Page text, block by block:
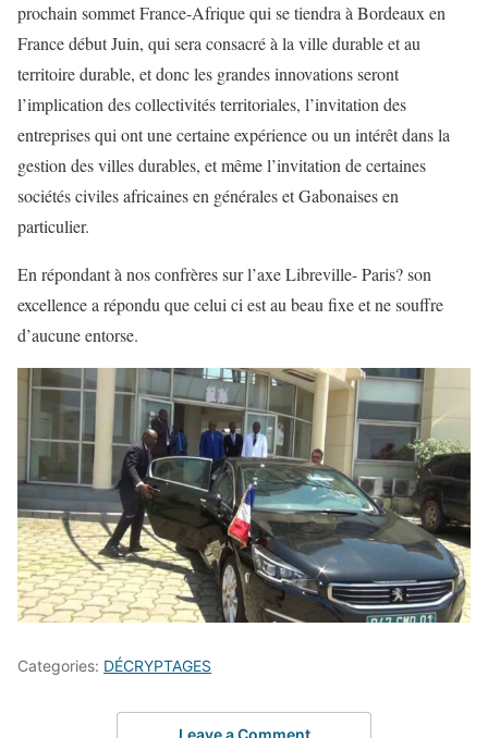
prochain sommet France-Afrique qui se tiendra à Bordeaux en
France début Juin, qui sera consacré à la ville durable et au
territoire durable, et donc les grandes innovations seront
l’implication des collectivités territoriales, l’invitation des
entreprises qui ont une certaine expérience ou un intérêt dans la
gestion des villes durables, et même l’invitation de certaines
sociétés civiles africaines en générales et Gabonaises en
particulier.
En répondant à nos confrères sur l’axe Libreville- Paris? son
excellence a répondu que celui ci est au beau fixe et ne souffre
d’aucune entorse.
Categories: DÉCRYPTAGES
Leave a Comment